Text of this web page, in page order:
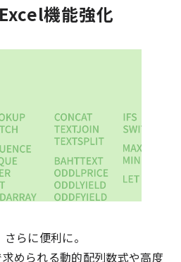
Excel機能強化
らに便利に。
められる動的配列数式や高度